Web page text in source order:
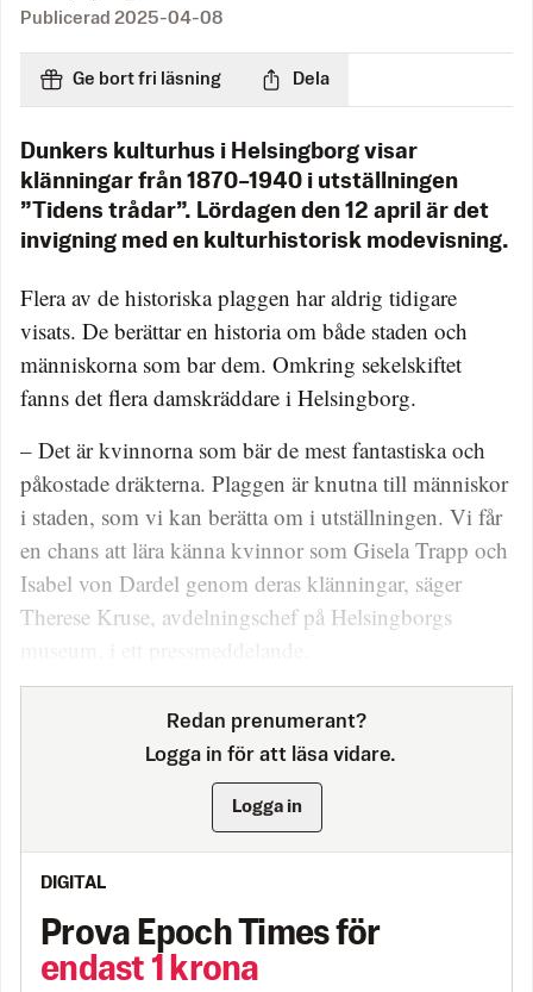
Publicerad 2025-04-08
Ge bort fri läsning Dela
Dunkers kulturhus i Helsingborg visar
klänningar från 1870–1940 i utställningen
”Tidens trådar”. Lördagen den 12 april är det
invigning med en kulturhistorisk modevisning.
Flera av de historiska plaggen har aldrig tidigare
visats. De berättar en historia om både staden och
människorna som bar dem. Omkring sekelskiftet
fanns det flera damskräddare i Helsingborg.
– Det är kvinnorna som bär de mest fantastiska och
påkostade dräkterna. Plaggen är knutna till människor
i staden, som vi kan berätta om i utställningen. Vi får
en chans att lära känna kvinnor som Gisela Trapp och
Isabel von Dardel genom deras klänningar, säger
Therese Kruse, avdelningschef på Helsingborgs
Redan prenumerant?
Logga in för att läsa vidare.
Logga in
DIGITAL
Prova Epoch Times för
endast 1 krona